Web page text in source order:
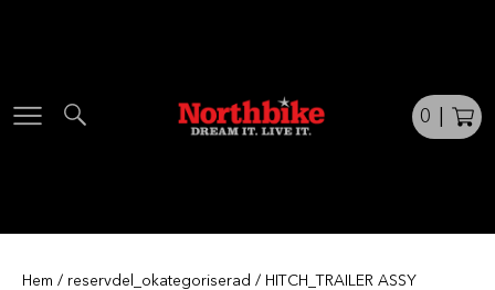
0
Hem / reservdel_okategoriserad / HITCH_TRAILER ASSY